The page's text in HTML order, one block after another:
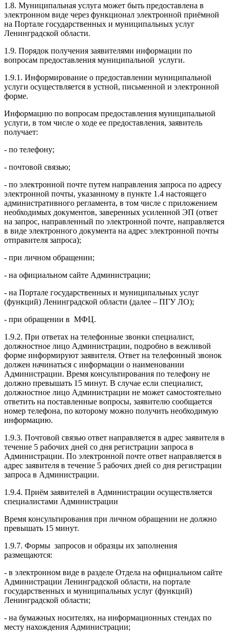
1.8. Муниципальная услуга может быть предоставлена в
электронном виде через функционал электронной приёмной
на Портале государственных и муниципальных услуг
Ленинградской области.
1.9. Порядок получения заявителями информации по
вопросам предоставления муниципальной услуги.
1.9.1. Информирование о предоставлении муниципальной
услуги осуществляется в устной, письменной и электронной
форме.
Информацию по вопросам предоставления муниципальной
услуги, в том числе о ходе ее предоставления, заявитель
получает:
- по телефону;
- почтовой связью;
- по электронной почте путем направления запроса по адресу
электронной почты, указанному в пункте 1.4 настоящего
административного регламента, в том числе с приложением
необходимых документов, заверенных усиленной ЭП (ответ
на запрос, направленный по электронной почте, направляется
в виде электронного документа на адрес электронной почты
отправителя запроса);
- при личном обращении;
- на официальном сайте Администрации;
- на Портале государственных и муниципальных услуг
(функций) Ленинградской области (далее – ПГУ ЛО);
- при обращении в МФЦ.
1.9.2. При ответах на телефонные звонки специалист,
должностное лицо Администрации, подробно в вежливой
форме информируют заявителя. Ответ на телефонный звонок
должен начинаться с информации о наименовании
Администрации. Время консультирования по телефону не
должно превышать 15 минут. В случае если специалист,
должностное лицо Администрации не может самостоятельно
ответить на поставленные вопросы, заявителю сообщается
номер телефона, по которому можно получить необходимую
информацию.
1.9.3. Почтовой связью ответ направляется в адрес заявителя в
течение 5 рабочих дней со дня регистрации запроса в
Администрации. По электронной почте ответ направляется в
адрес заявителя в течение 5 рабочих дней со дня регистрации
запроса в Администрации.
1.9.4. Приём заявителей в Администрации осуществляется
специалистами Администрации
Время консультирования при личном обращении не должно
превышать 15 минут.
1.9.7. Формы запросов и образцы их заполнения
размещаются:
- в электронном виде в разделе Отдела на официальном сайте
Администрации Ленинградской области, на портале
государственных и муниципальных услуг (функций)
Ленинградской области;
- на бумажных носителях, на информационных стендах по
месту нахождения Администрации;